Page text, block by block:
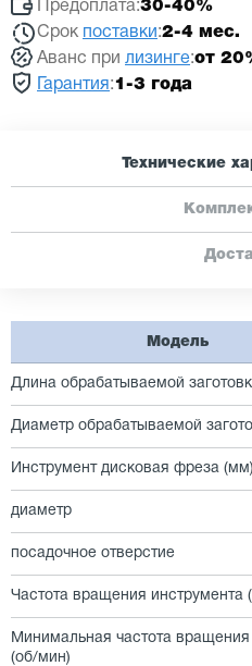
Предоплата:30-40%
Срок поставки :2-4 мес.
Аванс при лизинге:от
Гарантия :1-3 года
Технические
Модель
Длина обрабатываемой
Диаметр обрабатываемой
Инструмент дисковая фреза (мм)
диаметр
посадочное отверстие
Частота вращения инструмента
Минимальная частота вращения
(об/мин)